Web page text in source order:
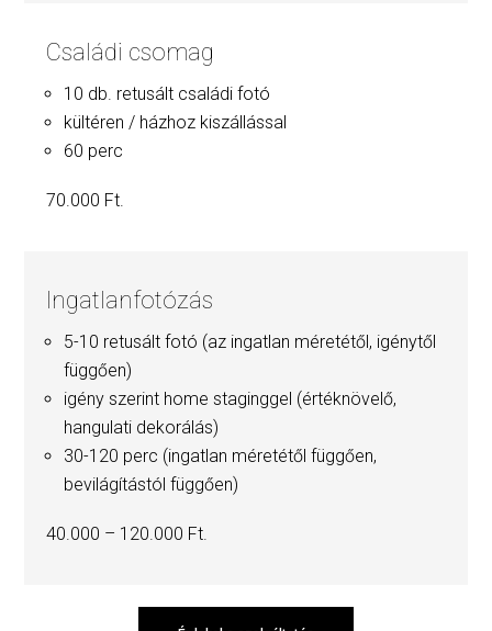
Családi csomag
10 db. retusált családi fotó
kültéren / házhoz kiszállással
60 perc
70.000 Ft.
Ingatlanfotózás
5-10 retusált fotó (az ingatlan méretétől, igénytől
függően)
igény szerint home staginggel (értéknövelő,
hangulati dekorálás)
30-120 perc (ingatlan méretétől függően,
bevilágítástól függően)
40.000 – 120.000 Ft.